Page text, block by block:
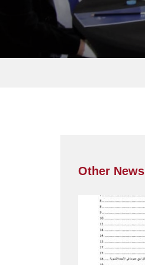
Other News